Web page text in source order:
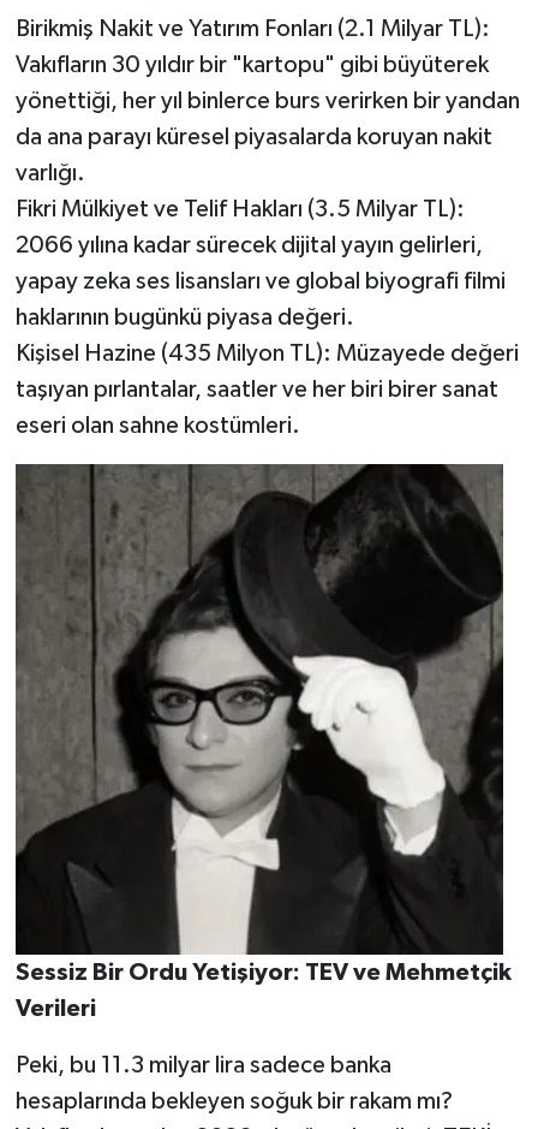
​Birikmiş Nakit ve Yatırım Fonları (2.1 Milyar TL):
Vakıfların 30 yıldır bir "kartopu" gibi büyüterek
yönettiği, her yıl binlerce burs verirken bir yandan
da ana parayı küresel piyasalarda koruyan nakit
varlığı.
​Fikri Mülkiyet ve Telif Hakları (3.5 Milyar TL):
2066 yılına kadar sürecek dijital yayın gelirleri,
yapay zeka ses lisansları ve global biyografi filmi
haklarının bugünkü piyasa değeri.
​Kişisel Hazine (435 Milyon TL): Müzayede değeri
taşıyan pırlantalar, saatler ve her biri birer sanat
eseri olan sahne kostümleri.
​Sessiz Bir Ordu Yetişiyor: TEV ve Mehmetçik
Verileri
​Peki, bu 11.3 milyar lira sadece banka
hesaplarında bekleyen soğuk bir rakam mı?